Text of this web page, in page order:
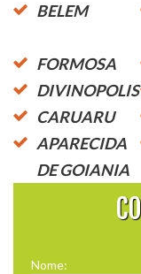
BELEM
FORMOSA
DIVINOPOLIS
CARUARU
APARECIDA
DE GOIANIA
Nome: